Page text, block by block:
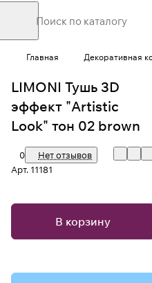
Главная Декоративная
LIMONI Тушь 3D
эффект "Artistic
Look" тон 02 brown
0
Нет отзывов
Арт. 11181
В корзину